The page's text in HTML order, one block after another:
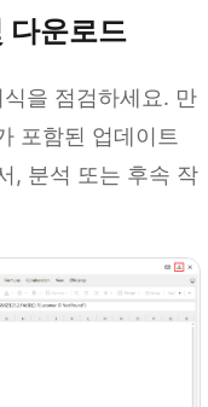
다운로드
을 점검하세요. 만
포함된 업데이트
, 분석 또는 후속 작